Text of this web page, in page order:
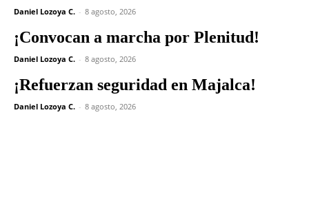
Daniel Lozoya C. - 8 agosto, 2026
¡Convocan a marcha por Plenitud!
Daniel Lozoya C. - 8 agosto, 2026
¡Refuerzan seguridad en Majalca!
Daniel Lozoya C. - 8 agosto, 2026